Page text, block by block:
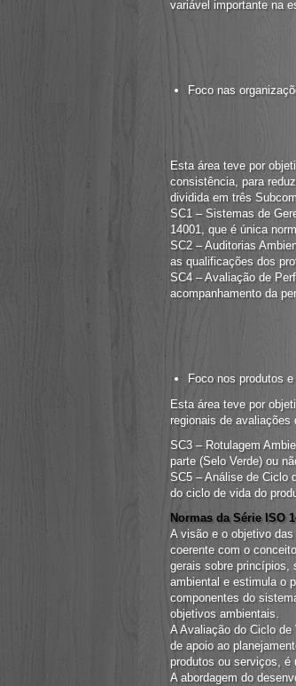
variável importante na
Foco nas
Esta área teve por
consistência, para
dividida em três
SC1 – Sistemas de
14001, que é única
SC2 – Auditorias
as qualificações dos
SC4 – Avaliação de
acompanhamento da
Foco nos produtos
Esta área teve por
regionais de
SC3 – Rotulagem
parte (Selo Verde) ou
SC5 – Análise de Ciclo
do ciclo de vida do
Normas da Série ISO
A visão e o objetivo
coerente com o
gerais sobre princípios,
ambiental e estimula o
componentes do
objetivos ambientais.
A Avaliação do Ciclo
de apoio ao
produtos ou serviços, é
A abordagem do